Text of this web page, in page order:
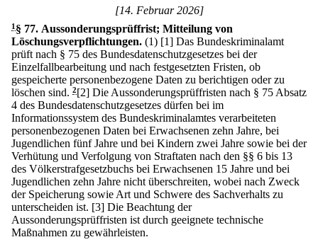
[14. Februar 2026]
1 § 77. Aussonderungsprüffrist; Mitteilung von
Löschungsverpflichtungen. (1) [1] Das Bundeskriminalamt
prüft nach § 75 des Bundesdatenschutzgesetzes bei der
Einzelfallbearbeitung und nach festgesetzten Fristen, ob
gespeicherte personenbezogene Daten zu berichtigen oder zu
löschen sind. 2[2] Die Aussonderungsprüffristen nach § 75 Absatz
4 des Bundesdatenschutzgesetzes dürfen bei im
Informationssystem des Bundeskriminalamtes verarbeiteten
personenbezogenen Daten bei Erwachsenen zehn Jahre, bei
Jugendlichen fünf Jahre und bei Kindern zwei Jahre sowie bei der
Verhütung und Verfolgung von Straftaten nach den §§ 6 bis 13
des Völkerstrafgesetzbuchs bei Erwachsenen 15 Jahre und bei
Jugendlichen zehn Jahre nicht überschreiten, wobei nach Zweck
der Speicherung sowie Art und Schwere des Sachverhalts zu
unterscheiden ist. [3] Die Beachtung der
Aussonderungsprüffristen ist durch geeignete technische
Maßnahmen zu gewährleisten.